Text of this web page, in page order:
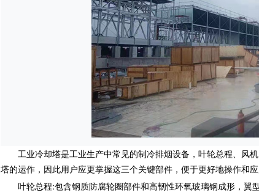
工业冷却塔是工业生产中常见的制冷排烟设备，叶轮总程、风
塔的运作，因此用户应更掌握这三个关键部件，便于更好地操作和应
叶轮总程:包含钢质防腐轮圈部件和高韧性环氧玻璃钢成形，翼